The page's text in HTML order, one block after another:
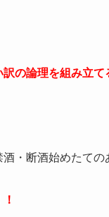
の論理を組み立
・断酒始めたての